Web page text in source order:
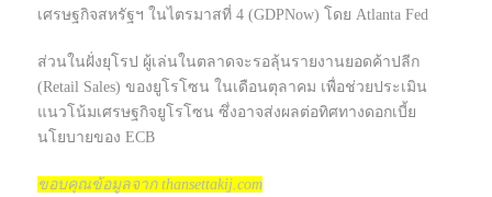
เศรษฐกิจสหรัฐฯ ในไตรมาสที่ 4 (GDPNow) โดย Atlanta Fed
ส่วนในฝั่งยุโรป ผู้เล่นในตลาดจะรอลุ้นรายงานยอดค้าปลีก
(Retail Sales) ของยูโรโซน ในเดือนตุลาคม เพื่อช่วยประเมิน
แนวโน้มเศรษฐกิจยูโรโซน ซึ่งอาจส่งผลต่อทิศทางดอกเบี้ย
นโยบายของ ECB
ขอบคุณข้อมูลจาก thansettakij.com